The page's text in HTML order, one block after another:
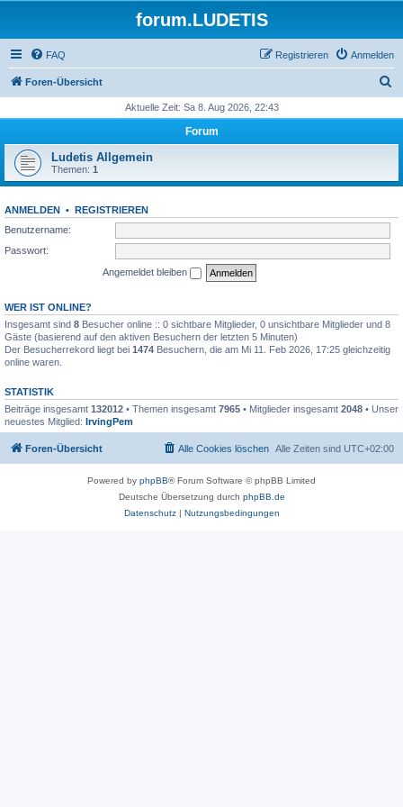
forum.LUDETIS
FAQ Anmelden
Registrieren
Foren-Übersicht
h
Aktuelle Zeit: Sa 8. Aug 2026, 22:43
Forum
Ludetis Allgemein
Themen: 1
ANMELDEN • REGISTRIEREN
Benutzername:
Passwort:
Angemeldet bleiben
WER IST ONLINE?
Insgesamt sind 8 Besucher online :: 0 sichtbare Mitglieder, 0 unsichtbare Mitglieder und 8
Gäste (basierend auf den aktiven Besuchern der letzten 5 Minuten)
Der Besucherrekord liegt bei 1474 Besuchern, die am Mi 11. Feb 2026, 17:25 gleichzeitig
online waren.
STATISTIK
Beiträge insgesamt 132012 • Themen insgesamt 7965 • Mitglieder insgesamt 2048 • Unser
neuestes Mitglied: IrvingPem
Foren-Übersicht Alle Zeiten sind UTC+02:00
Alle Cookies löschen
Powered by phpBB® Forum Software © phpBB Limited
Deutsche Übersetzung durch phpBB.de
Datenschutz| Nutzungsbedingungen